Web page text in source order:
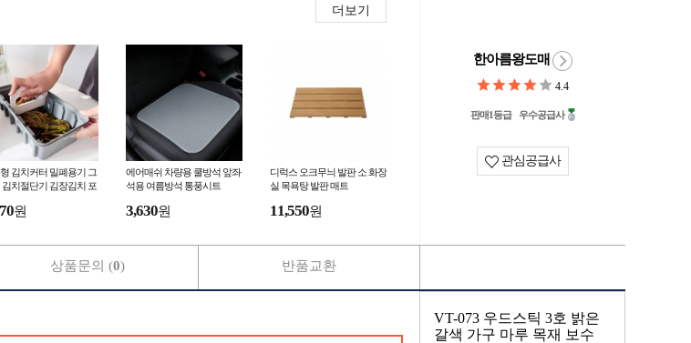
더보기
김치커터 밀폐용기 그
김치절단기 김장김치 포
관통 칼내장
원
에어매쉬 차량용 쿨방석 앞좌
석용 여름방석 통풍시트
3,630원
디럭스 오크무늬 발판 소 화장
실 목욕탕 발판 매트
11,550원
한아름왕도매
4.4
판매1등급 우수공급사
관심공급사
상품문의 (0) 반품교환
VT-073 우드스틱 3호 밝은
갈색 가구 마루 목재 보수